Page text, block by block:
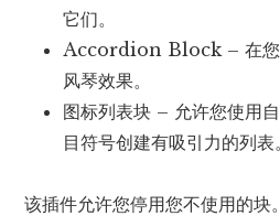
它们。
Accordion Block – 在您
风琴效果。
图标列表块 – 允许您使用
目符号创建有吸引力的列表
该插件允许您停用您不使用的块